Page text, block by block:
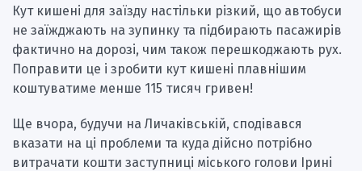
Кут кишені для заїзду настільки різкий, що автобуси
не заїжджають на зупинку та підбирають пасажирів
фактично на дорозі, чим також перешкоджають рух.
Поправити це і зробити кут кишені плавнішим
коштуватиме менше 115 тисяч гривен!
Ще вчора, будучи на Личаківській, сподівався
вказати на ці проблеми та куда дійсно потрібно
витрачати кошти заступниці міського голови Ірині